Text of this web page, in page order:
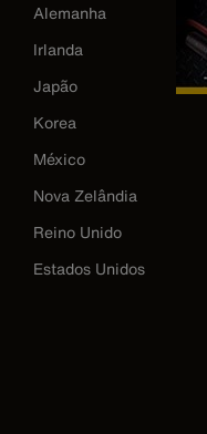
Alemanha
Irlanda
Japão
Korea
México
Nova Zelândia
Reino Unido
Estados Unidos